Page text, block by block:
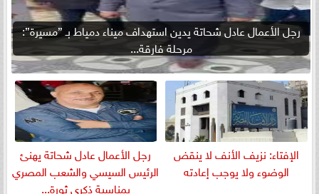
رجل الأعمال عادل شحاتة يدين استهداف ميناء دمياط بـ ”مسيرة”:
مرحلة فارقة...
الإفتاء: نزيف الأنف لا ينقض
الوضوء ولا يوجب إعادته
رجل الأعمال عادل شحاتة يهنئ
الرئيس السيسي والشعب المصري
بمناسبة ذكرى ثورة...